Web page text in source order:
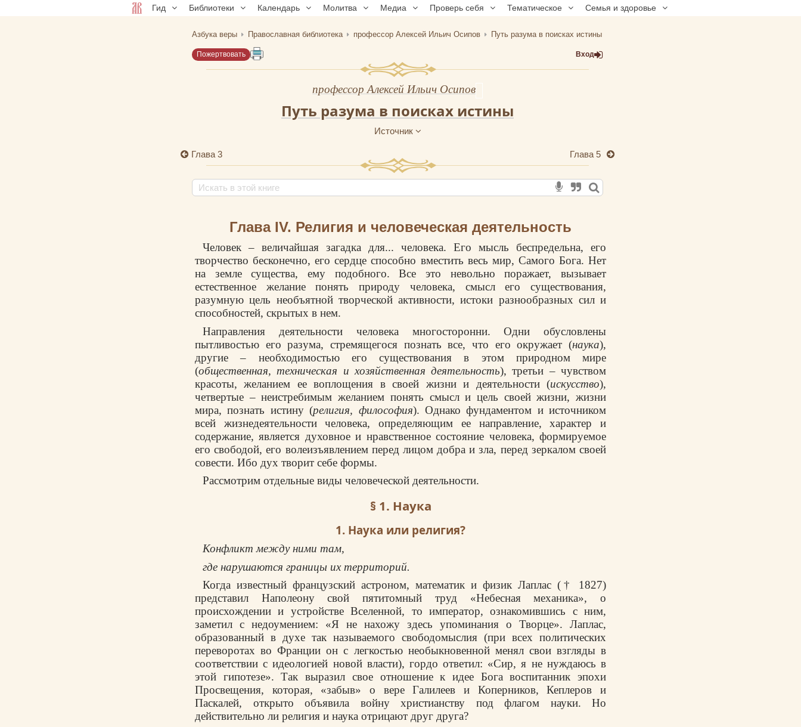
Гид Библиотеки Календарь Молитва Медиа Проверь себя Тематическое Семья и здоровье
Азбука веры Православная библиотека профессор Алексей Ильич Осипов Путь разума в поисках истины
Пожертвовать Вход
профессор Алексей Ильич Осипов
Путь разума в поисках истины
Источник
Глава 3 Глава 5
Глава IV. Религия и человеческая деятельность
Человек – величайшая загадка для... человека. Его мысль беспредельна, его
творчество бесконечно, его сердце способно вместить весь мир, Самого Бога. Нет
на земле существа, ему подобного. Все это невольно поражает, вызывает
естественное желание понять природу человека, смысл его существования,
разумную цель необъятной творческой активности, истоки разнообразных сил и
способностей, скрытых в нем.
Направления деятельности человека многосторонни. Одни обусловлены
пытливостью его разума, стремящегося познать все, что его окружает (наука),
другие – необходимостью его существования в этом природном мире
(общественная, техническая и хозяйственная деятельность), третьи – чувством
красоты, желанием ее воплощения в своей жизни и деятельности (искусство),
четвертые – неистребимым желанием понять смысл и цель своей жизни, жизни
мира, познать истину (религия, философия). Однако фундаментом и источником
всей жизнедеятельности человека, определяющим ее направление, характер и
содержание, является духовное и нравственное состояние человека, формируемое
его свободой, его волеизъявлением перед лицом добра и зла, перед зеркалом своей
совести. Ибо дух творит себе формы.
Рассмотрим отдельные виды человеческой деятельности.
§ 1. Наука
1. Наука или религия?
Конфликт между ними там,
где нарушаются границы их территорий.
Когда известный французский астроном, математик и физик Лаплас († 1827)
представил Наполеону свой пятитомный труд «Небесная механика», о
происхождении и устройстве Вселенной, то император, ознакомившись с ним,
заметил с недоумением: «Я не нахожу здесь упоминания о Творце». Лаплас,
образованный в духе так называемого свободомыслия (при всех политических
переворотах во Франции он с легкостью необыкновенной менял свои взгляды в
соответствии с идеологией новой власти), гордо ответил: «Сир, я не нуждаюсь в
этой гипотезе». Так выразил свое отношение к идее Бога воспитанник эпохи
Просвещения, которая, «забыв» о вере Галилеев и Коперников, Кеплеров и
Паскалей, открыто объявила войну христианству под флагом науки. Но
действительно ли религия и наука отрицают друг друга?